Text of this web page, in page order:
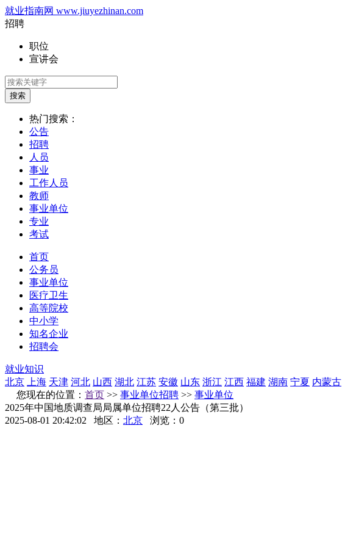
就业指南网 www.jiuyezhinan.com
招聘
职位
宣讲会
搜索
热门搜索：
公告
招聘
人员
事业
工作人员
教师
事业单位
专业
考试
首页
公务员
事业单位
医疗卫生
高等院校
中小学
知名企业
招聘会
就业知识
北京
上海 天津 河北 山西 湖北 江苏 安徽 山东 浙江 江西 福建 湖南 宁夏 内蒙古
您现在的位置： 首页 >> 事业单位招聘 >> 事业单位
2025年中国地质调查局局属单位招聘22人公告（第三批）
2025-08-01 20:42:02 地区： 北京 浏览： 0